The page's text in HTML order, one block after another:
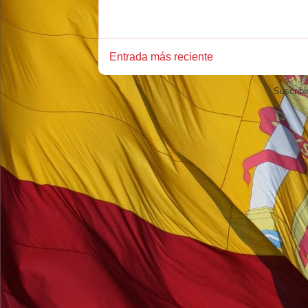
Entrada más reciente